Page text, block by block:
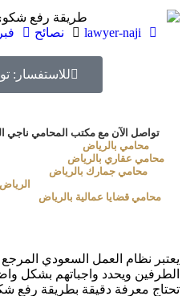
lawyer-naji نصائح
للاستفسار:
تواصل الآن مع مكتب المحامي ناجي
محامي بالرياض
محامي عقاري بالرياض
محامي جمارك بالرياض
الرياض
محامي قضايا عمالية بالرياض
يعتبر نظام العمل السعودي
الطرفين ويحدد واجباتهم بشكل
تحتاج معرفة دقيقة بطريقة